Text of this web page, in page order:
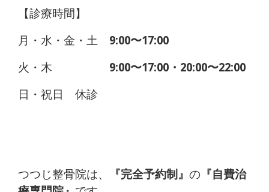
【診療時間】
月・水・金・土 9:00〜17:00
火・木 9:00〜17:00・20:00〜22:00
日・祝日 休診
つつじ整骨院は、 『完全予約制』 の 『自費治